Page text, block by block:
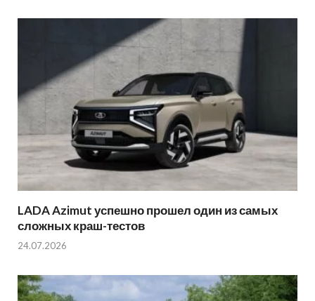
LADA Azimut успешно прошел один из самых
сложных краш-тестов
24.07.2026